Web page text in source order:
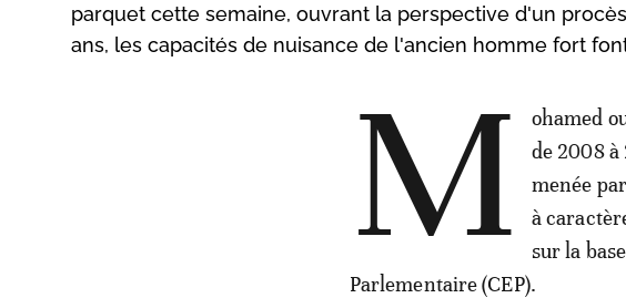
parquet cette semaine, ouvrant la perspective d'un
ans, les capacités de nuisance de l'ancien homme fort
M
ohamed
de 2008 à
menée
à
sur la
Parlementaire (CEP).